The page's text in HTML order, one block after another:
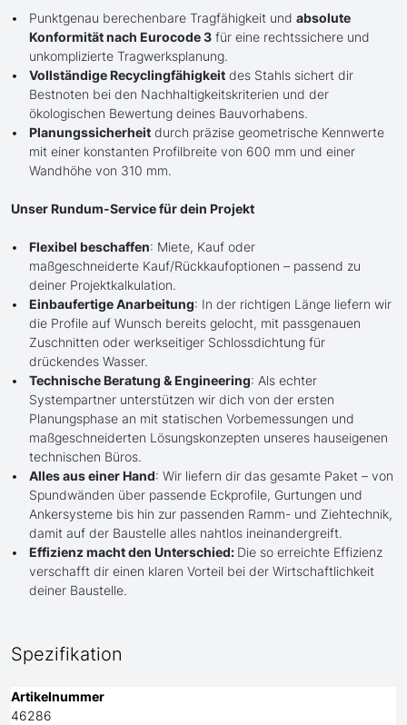
Punktgenau berechenbare Tragfähigkeit und absolute
Konformität nach Eurocode 3 für eine rechtssichere und
unkomplizierte Tragwerksplanung.
Vollständige Recyclingfähigkeit des Stahls sichert dir
Bestnoten bei den Nachhaltigkeitskriterien und der
ökologischen Bewertung deines Bauvorhabens.
Planungssicherheit durch präzise geometrische Kennwerte
mit einer konstanten Profilbreite von 600 mm und einer
Wandhöhe von 310 mm.
Unser Rundum-Service für dein Projekt
Flexibel beschaffen: Miete, Kauf oder
maßgeschneiderte Kauf/Rückkaufoptionen – passend zu
deiner Projektkalkulation.
Einbaufertige Anarbeitung: In der richtigen Länge liefern wir
die Profile auf Wunsch bereits gelocht, mit passgenauen
Zuschnitten oder werkseitiger Schlossdichtung für
drückendes Wasser.
Technische Beratung & Engineering: Als echter
Systempartner unterstützen wir dich von der ersten
Planungsphase an mit statischen Vorbemessungen und
maßgeschneiderten Lösungskonzepten unseres hauseigenen
technischen Büros.
Alles aus einer Hand: Wir liefern dir das gesamte Paket – von
Spundwänden über passende Eckprofile, Gurtungen und
Ankersysteme bis hin zur passenden Ramm- und Ziehtechnik,
damit auf der Baustelle alles nahtlos ineinandergreift.
Effizienz macht den Unterschied: Die so erreichte Effizienz
verschafft dir einen klaren Vorteil bei der Wirtschaftlichkeit
deiner Baustelle.
Spezifikation
Artikelnummer
46286